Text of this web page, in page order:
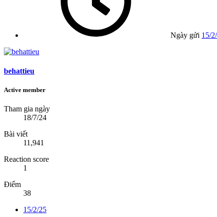
Ngày gửi 15/
behattieu
Active member
Tham gia ngày
18/7/24
Bài viết
11,941
Reaction score
1
Điểm
38
15/2/25